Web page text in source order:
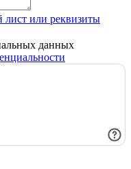
или реквизиты
данных